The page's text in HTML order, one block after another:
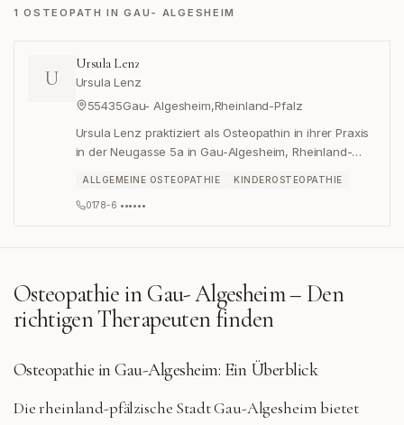
1 OSTEOPATH IN GAU- ALGESHEIM
U
Ursula Lenz
Ursula Lenz
55435Gau- Algesheim,Rheinland-Pfalz
Ursula Lenz praktiziert als Osteopathin in ihrer Praxis
in der Neugasse 5a in Gau-Algesheim, Rheinland-
ALLGEMEINE OSTEOPATHIE KINDEROSTEOPATHIE
0178-6 ••••••
Osteopathie inGau- Algesheim– Den
richtigen Therapeuten finden
Osteopathie in Gau-Algesheim: Ein Überblick
Die rheinland-pfälzische Stadt Gau-Algesheim bietet